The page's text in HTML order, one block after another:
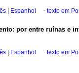
Espanhol · texto em
: por entre ruínas e
Espanhol · texto em